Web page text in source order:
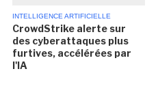
INTELLIGENCE ARTIFICIELLE
CrowdStrike alerte sur
des cyberattaques plus
furtives, accélérées par
l'IA